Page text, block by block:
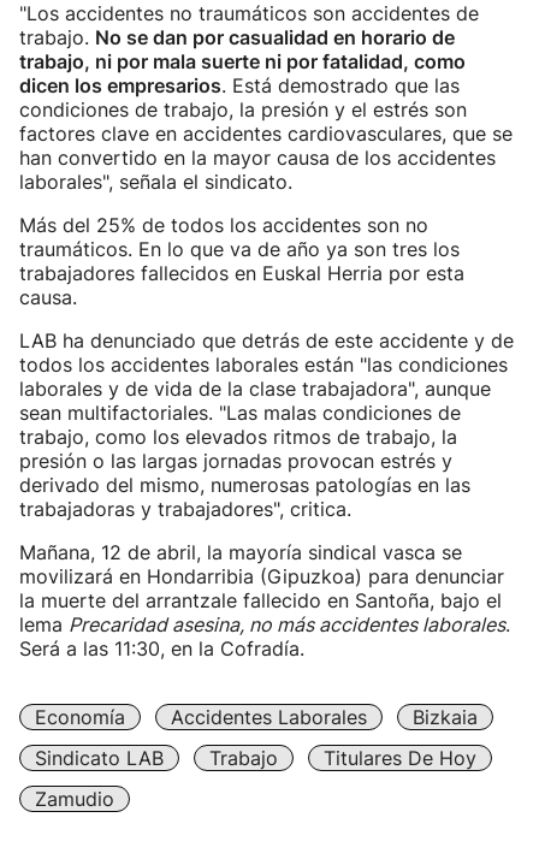
"Los accidentes no traumáticos son accidentes de
trabajo. No se dan por casualidad en horario de
trabajo, ni por mala suerte ni por fatalidad, como
dicen los empresarios. Está demostrado que las
condiciones de trabajo, la presión y el estrés son
factores clave en accidentes cardiovasculares, que se
han convertido en la mayor causa de los accidentes
laborales", señala el sindicato.
Más del 25% de todos los accidentes son no
traumáticos. En lo que va de año ya son tres los
trabajadores fallecidos en Euskal Herria por esta
causa.
LAB ha denunciado que detrás de este accidente y de
todos los accidentes laborales están "las condiciones
laborales y de vida de la clase trabajadora", aunque
sean multifactoriales. "Las malas condiciones de
trabajo, como los elevados ritmos de trabajo, la
presión o las largas jornadas provocan estrés y
derivado del mismo, numerosas patologías en las
trabajadoras y trabajadores", critica.
Mañana, 12 de abril, la mayoría sindical vasca se
movilizará en Hondarribia (Gipuzkoa) para denunciar
la muerte del arrantzale fallecido en Santoña, bajo el
lema Precaridad asesina, no más accidentes laborales.
Será a las 11:30, en la Cofradía.
Economía Accidentes Laborales
Bizkaia
Sindicato LAB
Trabajo
Titulares De Hoy
Zamudio